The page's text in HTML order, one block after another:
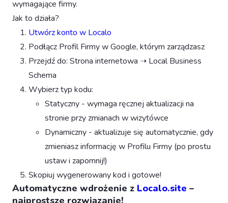
wymagające firmy.
Jak to działa?
Utwórz konto w Localo
Podłącz Profil Firmy w Google, którym zarządzasz
Przejdź do: Strona internetowa ➝ Local Business
Schema
Wybierz typ kodu:
Statyczny - wymaga ręcznej aktualizacji na
stronie przy zmianach w wizytówce
Dynamiczny - aktualizuje się automatycznie, gdy
zmieniasz informację w Profilu Firmy (po prostu
ustaw i zapomnij!)
Skopiuj wygenerowany kod i gotowe!
Automatyczne wdrożenie z Localo.site –